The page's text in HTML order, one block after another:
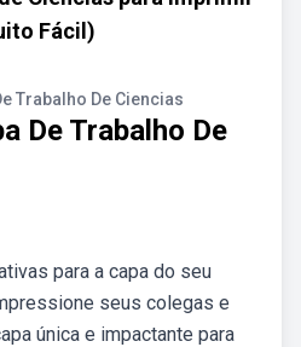
Fácil)
Trabalho De Ciencias
De Trabalho De
para a capa do seu
seus colegas e
única e impactante para